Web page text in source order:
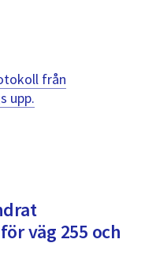
att
navigera
mellan
att
välja
något
från
upp.
väg 255 och